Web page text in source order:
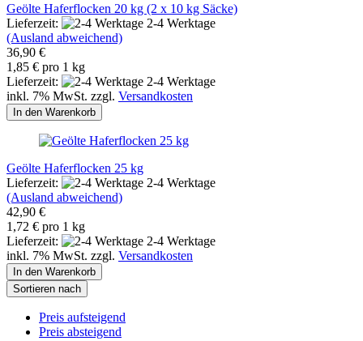
Geölte Haferflocken 20 kg (2 x 10 kg Säcke)
Lieferzeit:
2-4 Werktage
(Ausland abweichend)
36,90 €
1,85 € pro 1 kg
Lieferzeit:
2-4 Werktage
inkl. 7% MwSt. zzgl. Versandkosten
In den Warenkorb
Geölte Haferflocken 25 kg
Lieferzeit:
2-4 Werktage
(Ausland abweichend)
42,90 €
1,72 € pro 1 kg
Lieferzeit:
2-4 Werktage
inkl. 7% MwSt. zzgl. Versandkosten
In den Warenkorb
Sortieren nach
Preis aufsteigend
Preis absteigend